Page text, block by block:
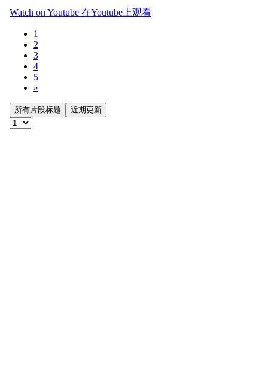
Watch on Youtube 在Youtube上观看
1
2
3
4
5
»
所有片段标题 近期更新